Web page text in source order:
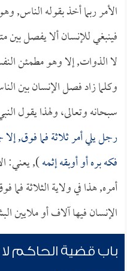
الأمر ربما أخذ بقوله
فينبغي للإنسان ألا يفصل بين
لا الذوات, إلا وهو مطمئن
وكلما زاد فصل الإنسان بين
سبحانه وتعالى، ولهذا يقول
رجل يلي أمر ثلاثة فما فوق, إلا
فكه بره أو أوبقه إثمه), يعني:
أمره, هذا في ولاية الثلاثة
الإنسان فيها آلاف أو ملايين
باب قضية الحاكم لا